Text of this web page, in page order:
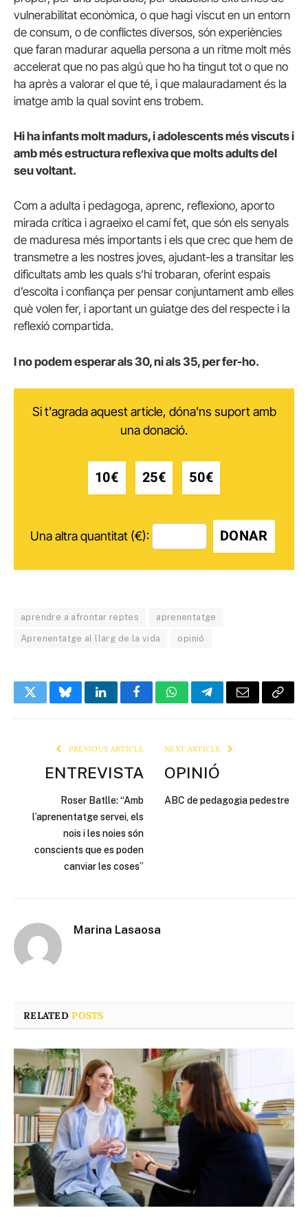
vulnerabilitat econòmica, o que hagi viscut en un entorn
de consum, o de conflictes diversos, són experiències
que faran madurar aquella persona a un ritme molt més
accelerat que no pas algú que ho ha tingut tot o que no
ha après a valorar el que té, i que malauradament és la
imatge amb la qual sovint ens trobem.
Hi ha infants molt madurs, i adolescents més viscuts i
amb més estructura reflexiva que molts adults del
seu voltant.
Com a adulta i pedagoga, aprenc, reflexiono, aporto
mirada crítica i agraeixo el camí fet, que són els senyals
de maduresa més importants i els que crec que hem de
transmetre a les nostres joves, ajudant-les a transitar les
dificultats amb les quals s’hi trobaran, oferint espais
d’escolta i confiança per pensar conjuntament amb elles
què volen fer, i aportant un guiatge des del respecte i la
reflexió compartida.
I no podem esperar als 30, ni als 35, per fer-ho.
Si t'agrada aquest article, dóna'ns suport amb
una donació.
10€ 25€ 50€
Una altra quantitat (€): DONAR
aprendre a afrontar reptes aprenentatge
Aprenentatge al llarg de la vida opinió
TwitterBlueskyLinkedInFacebookWhatsAppTelegramEmail Copy
PREVIOUS ARTICLE
ENTREVISTA
Roser Batlle: “Amb
l’aprenentatge servei, els
nois i les noies són
conscients que es poden
canviar les coses”
NEXT ARTICLE
OPINIÓ
ABC de pedagogia pedestre
Marina Lasaosa
RELATEDPOSTS